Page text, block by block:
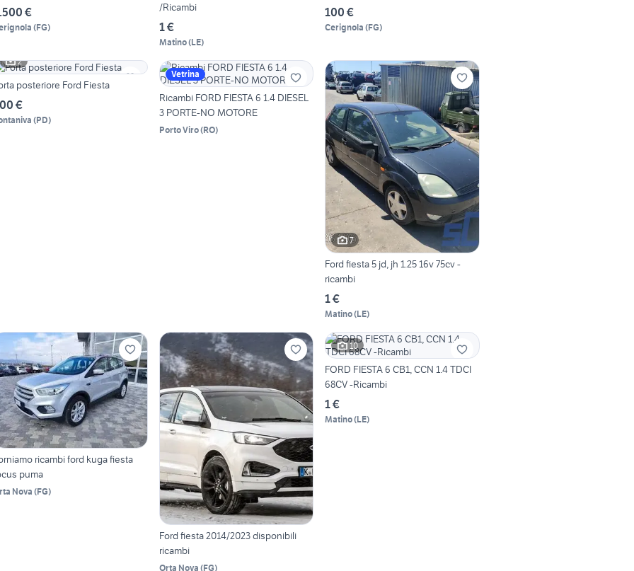
€
(FG)
/Ricambi
1 €
Matino(LE)
100 €
Cerignola (FG)
2
posteriore Ford Fiesta
€
(PD)
Vetrina
Ricambi FORD FIESTA 6 1.4 DIESEL
3 PORTE-NO MOTORE
Porto Viro(RO)
7
Ford fiesta 5 jd, jh 1.25 16v 75cv -
ricambi
1 €
Matino(LE)
ricambi ford kuga fiesta
puma
Nova (FG)
Ford fiesta 2014/2023 disponibili
ricambi
Orta Nova (FG)
10
FORD FIESTA 6 CB1, CCN 1.4 TDCI
68CV -Ricambi
1 €
Matino(LE)